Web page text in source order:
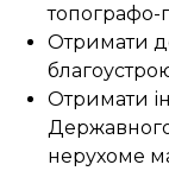
топографо-
Отримати
Отримати
нерухоме